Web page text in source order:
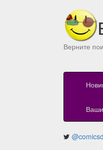
Верните